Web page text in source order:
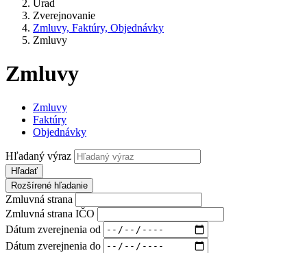
Úrad
Zverejnovanie
Zmluvy, Faktúry, Objednávky
Zmluvy
Zmluvy
Zmluvy
Faktúry
Objednávky
Hľadaný výraz
Hľadať
Rozšírené hľadanie
Zmluvná strana
Zmluvná strana IČO
Dátum zverejnenia od
Dátum zverejnenia do